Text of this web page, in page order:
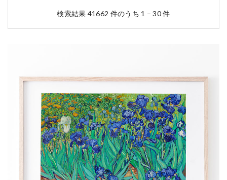
検索結果 41662 件のうち 1 – 30 件